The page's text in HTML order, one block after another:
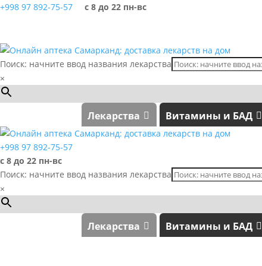
+998 97 892-75-57 с 8 до 22 пн-вс
Поиск: начните ввод названия лекарства
×
Лекарства Витамины и БАД
+998 97 892-75-57
с 8 до 22 пн-вс
Поиск: начните ввод названия лекарства
×
Лекарства Витамины и БАД